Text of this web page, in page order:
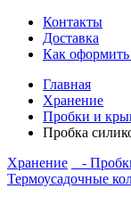
Контакты
Доставка
Как оформить
Главная
Хранение
Пробки и
Пробка
Хранение
-
Термоусадочные